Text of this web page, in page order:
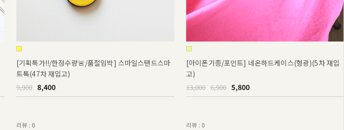
[기획특가!!/한정수량🚨/품절임박] 스마일스탠드스마
트톡(47차 재입고)
9,900 8,400
리뷰 : 0
[아이폰기종/포인트] 네온하드케이스(형광)(5차 재입
고)
13,000 6,900 5,800
리뷰 : 0